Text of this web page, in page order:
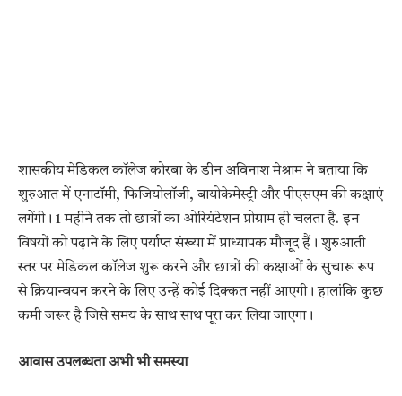
शासकीय मेडिकल कॉलेज कोरबा के डीन अविनाश मेश्राम ने बताया कि
शुरुआत में एनाटॉमी, फिजियोलॉजी, बायोकेमेस्ट्री और पीएसएम की कक्षाएं
लगेंगी। 1 महीने तक तो छात्रों का ओरियंटेशन प्रोग्राम ही चलता है. इन
विषयों को पढ़ाने के लिए पर्याप्त संख्या में प्राध्यापक मौजूद हैं। शुरुआती
स्तर पर मेडिकल कॉलेज शुरू करने और छात्रों की कक्षाओं के सुचारू रूप
से क्रियान्वयन करने के लिए उन्हें कोई दिक्कत नहीं आएगी। हालांकि कुछ
कमी जरूर है जिसे समय के साथ साथ पूरा कर लिया जाएगा।
आवास उपलब्धता अभी भी समस्या